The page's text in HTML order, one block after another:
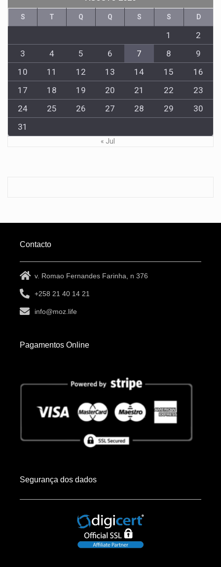
S T Q Q S S D
1
2
3
4 5 6 7 8
9
10
11 12 13 14 15
16
17
18 19 20 21 22
23
24
25 26 27 28 29
30
31
« Jul
Contacto
v. Romao Fernandes Farinha, n 376
+258 21 40 14 21
info@moz.life
Pagamentos Online
Segurança dos dados